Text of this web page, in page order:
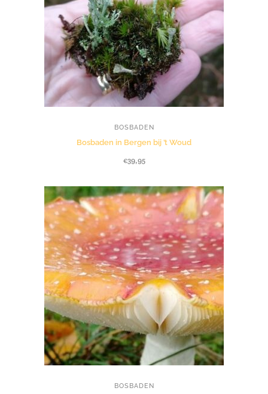
BOSBADEN
Bosbaden in Bergen bij ’t Woud
€39,95
BOSBADEN